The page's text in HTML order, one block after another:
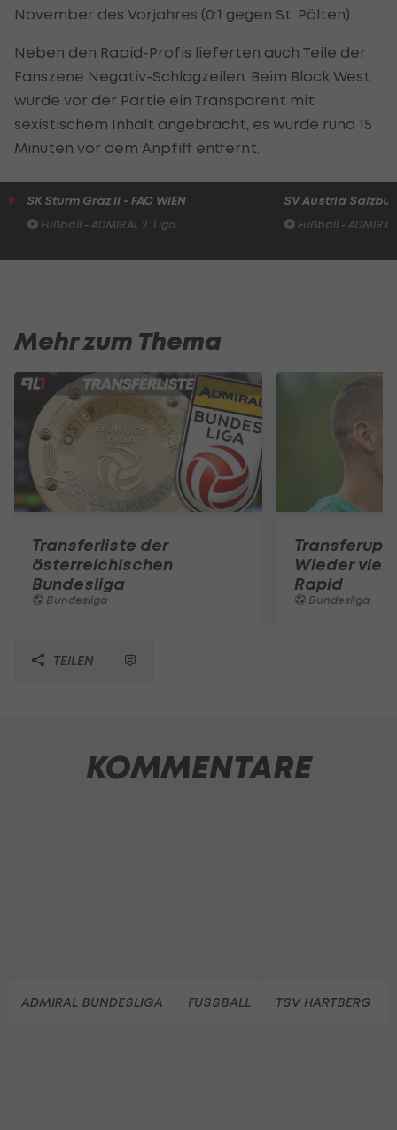
November des Vorjahres (0:1 gegen St. Pölten).
Neben den Rapid-Profis lieferten auch Teile der
Fanszene Negativ-Schlagzeilen. Beim Block West
wurde vor der Partie ein Transparent mit
sexistischem Inhalt angebracht, es wurde rund 15
Minuten vor dem Anpfiff entfernt.
SK Sturm Graz II - FAC WIEN
Fußball - ADMIRAL 2. Liga
SV Austria
Fußball -
Mehr zum Thema
Transferliste der
österreichischen
Bundesliga
Bundesliga
Wieder viel
Rapid
Bundesliga
TEILEN
KOMMENTARE
ADMIRAL BUNDESLIGA FUSSBALL TSV HARTBERG